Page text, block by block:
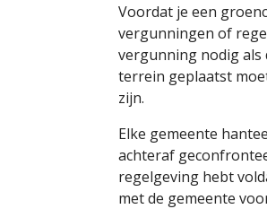
Voordat je een
vergunningen of
vergunning nodig als
terrein geplaatst
zijn.
Elke gemeente
achteraf
regelgeving hebt
met de gemeente